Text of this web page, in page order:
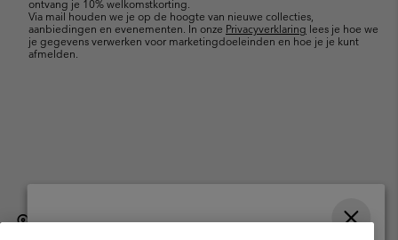
ontvang je 10% welkomstkorting.
Via mail houden we je op de hoogte van nieuwe collecties,
aanbiedingen en evenementen. In onze Privacyverklaring lees je hoe we
je gegevens verwerken voor marketingdoeleinden en hoe je je kunt
afmelden.
België (Nederlands) | English ›| français ›